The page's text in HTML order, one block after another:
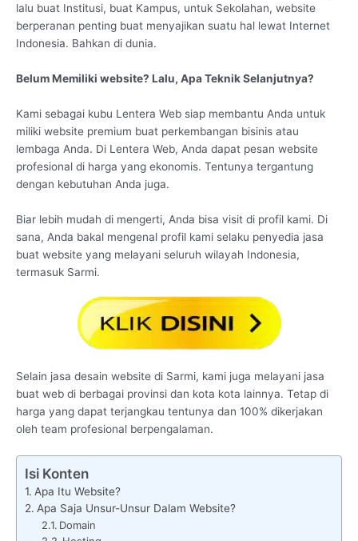
lalu buat Institusi, buat Kampus, untuk Sekolahan, website
berperanan penting buat menyajikan suatu hal lewat Internet
Indonesia. Bahkan di dunia.
Belum Memiliki website? Lalu, Apa Teknik Selanjutnya?
Kami sebagai kubu Lentera Web siap membantu Anda untuk
miliki website premium buat perkembangan bisinis atau
lembaga Anda. Di Lentera Web, Anda dapat pesan website
profesional di harga yang ekonomis. Tentunya tergantung
dengan kebutuhan Anda juga.
Biar lebih mudah di mengerti, Anda bisa visit di profil kami. Di
sana, Anda bakal mengenal profil kami selaku penyedia jasa
buat website yang melayani seluruh wilayah Indonesia,
termasuk Sarmi.
Selain jasa desain website di Sarmi, kami juga melayani jasa
buat web di berbagai provinsi dan kota kota lainnya. Tetap di
harga yang dapat terjangkau tentunya dan 100% dikerjakan
oleh team profesional berpengalaman.
Isi Konten
Apa Itu Website?
Apa Saja Unsur-Unsur Dalam Website?
Domain